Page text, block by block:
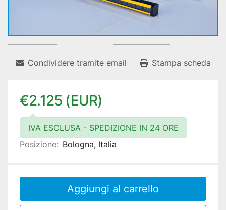
Condividere tramite email Stampa scheda
€2.125 (EUR)
IVA ESCLUSA - SPEDIZIONE IN 24 ORE
Posizione: Bologna, Italia
Aggiungi al carrello